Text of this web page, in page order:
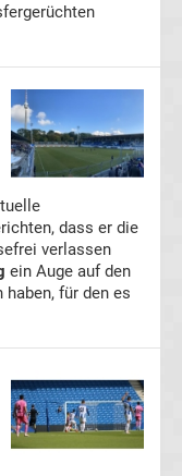
dass er die
verlassen
ein Auge auf den
für den es